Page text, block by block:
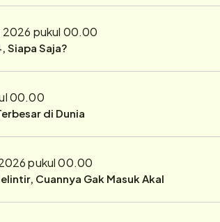
2026 pukul 00.00
Siapa Saja?
00.00
di Dunia
pukul 00.00
Cuannya Gak Masuk Akal